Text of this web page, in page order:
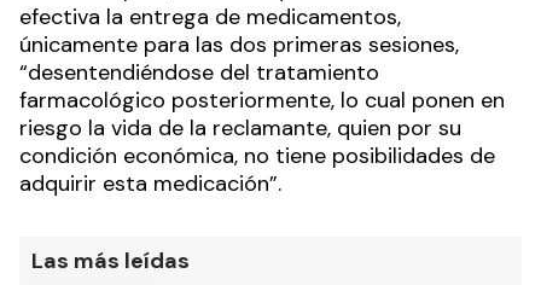
efectiva la entrega de medicamentos,
únicamente para las dos primeras sesiones,
“desentendiéndose del tratamiento
farmacológico posteriormente, lo cual ponen en
riesgo la vida de la reclamante, quien por su
condición económica, no tiene posibilidades de
adquirir esta medicación”.
Las más leídas